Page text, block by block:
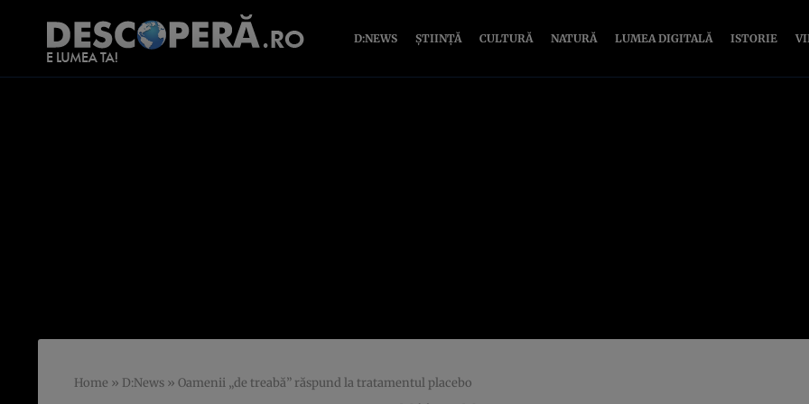
D:NEWS ȘTIINȚĂ CULTURĂ NATURĂ LUMEA DIGITALĂ ISTORIE
Home » D:News » Oamenii „de treabă” răspund la tratamentul placebo